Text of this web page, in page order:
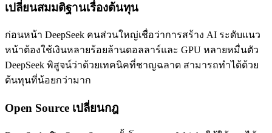
เปลี่ยนสมมติฐานเรื่องต้นทุน
ก่อนหน้า DeepSeek คนส่วนใหญ่เชื่อว่าการสร้าง AI ระดับแนว
หน้าต้องใช้เงินหลายร้อยล้านดอลลาร์และ GPU หลายหมื่นตัว
DeepSeek พิสูจน์ว่าด้วยเทคนิคที่ชาญฉลาด สามารถทำได้ด้วย
ต้นทุนที่น้อยกว่ามาก
Open Source เปลี่ยนกฎ